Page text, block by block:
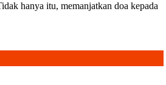
hanya itu, memanjatkan doa kepada